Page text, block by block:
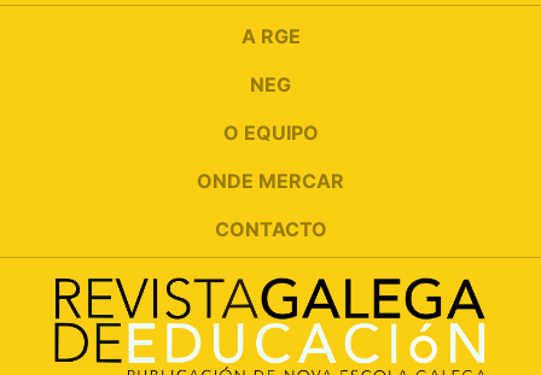
A RGE
NEG
O EQUIPO
ONDE MERCAR
CONTACTO